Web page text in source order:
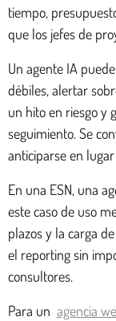
tiempo,
que los jefes de
Un agente IA
débiles, alertar
un hito en riesgo y
seguimiento. Se
anticiparse en
En una ESN, una
este caso de uso
plazos y la carga
el reporting sin
consultores.
Para un agencia